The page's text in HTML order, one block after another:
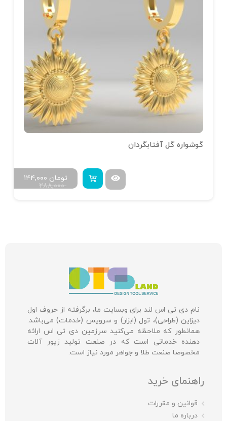
گوشواره گل آفتابگردان
۲۸۸,۰۰۰
۱۴۴,۰۰۰ تومان
نام دی تی اس لند برای وبسایت ما، برگرفته از حروف اول
دیزاین (طراحی)، تول (ابزار) و سرویس (خدمات) می‌باشد.
همانطور که ملاحظه می‌کنید سرزمین دی تی اس ارائه
دهنده خدماتی است که در صنعت تولید زیور آلات
مخصوصا صنعت طلا و جواهر مورد نیاز است.
راهنمای خرید
قوانین و مقررات
درباره ما